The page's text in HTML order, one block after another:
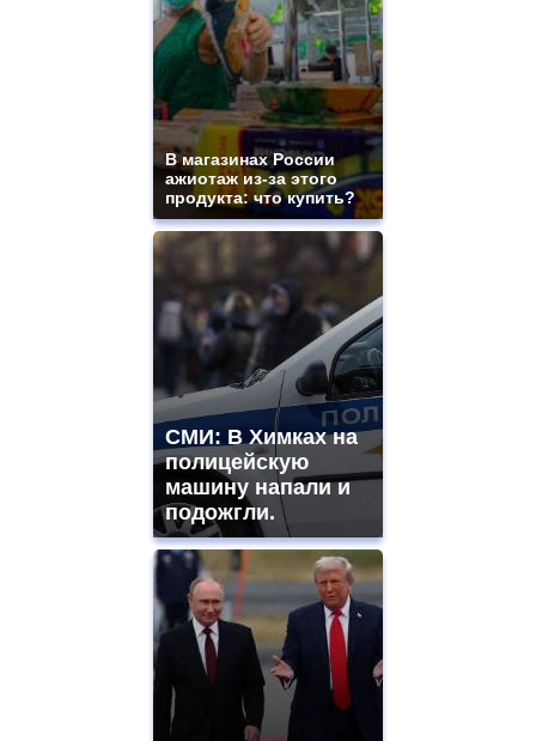
В магазинах России
ажиотаж из-за этого
продукта: что купить?
СМИ: В Химках на
полицейскую
машину напали и
подожгли.